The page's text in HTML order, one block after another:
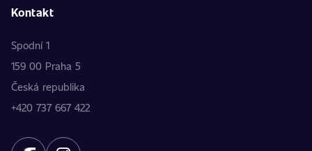
Kontakt
Spodní 1
159 00 Praha 5
Česká republika
+420 737 667 422